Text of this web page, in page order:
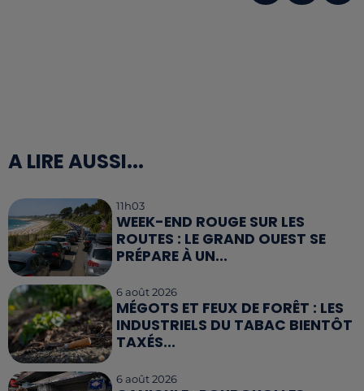
A LIRE AUSSI...
11h03
WEEK-END ROUGE SUR LES
ROUTES : LE GRAND OUEST SE
PRÉPARE À UN...
6 août 2026
MÉGOTS ET FEUX DE FORÊT : LES
INDUSTRIELS DU TABAC BIENTÔT
TAXÉS...
6 août 2026